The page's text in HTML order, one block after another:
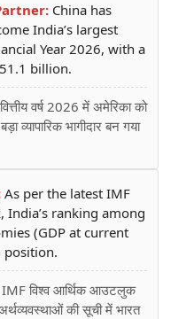
China has
India’s largest
Year 2026, with a
billion.
वित्तीय वर्ष 2026 में अमेरिका को
व्यापारिक भागीदार बन गया
As per the latest IMF
ranking among
(GDP at current
position.
IMF विश्व आर्थिक आउटलुक
की सूची में भारत